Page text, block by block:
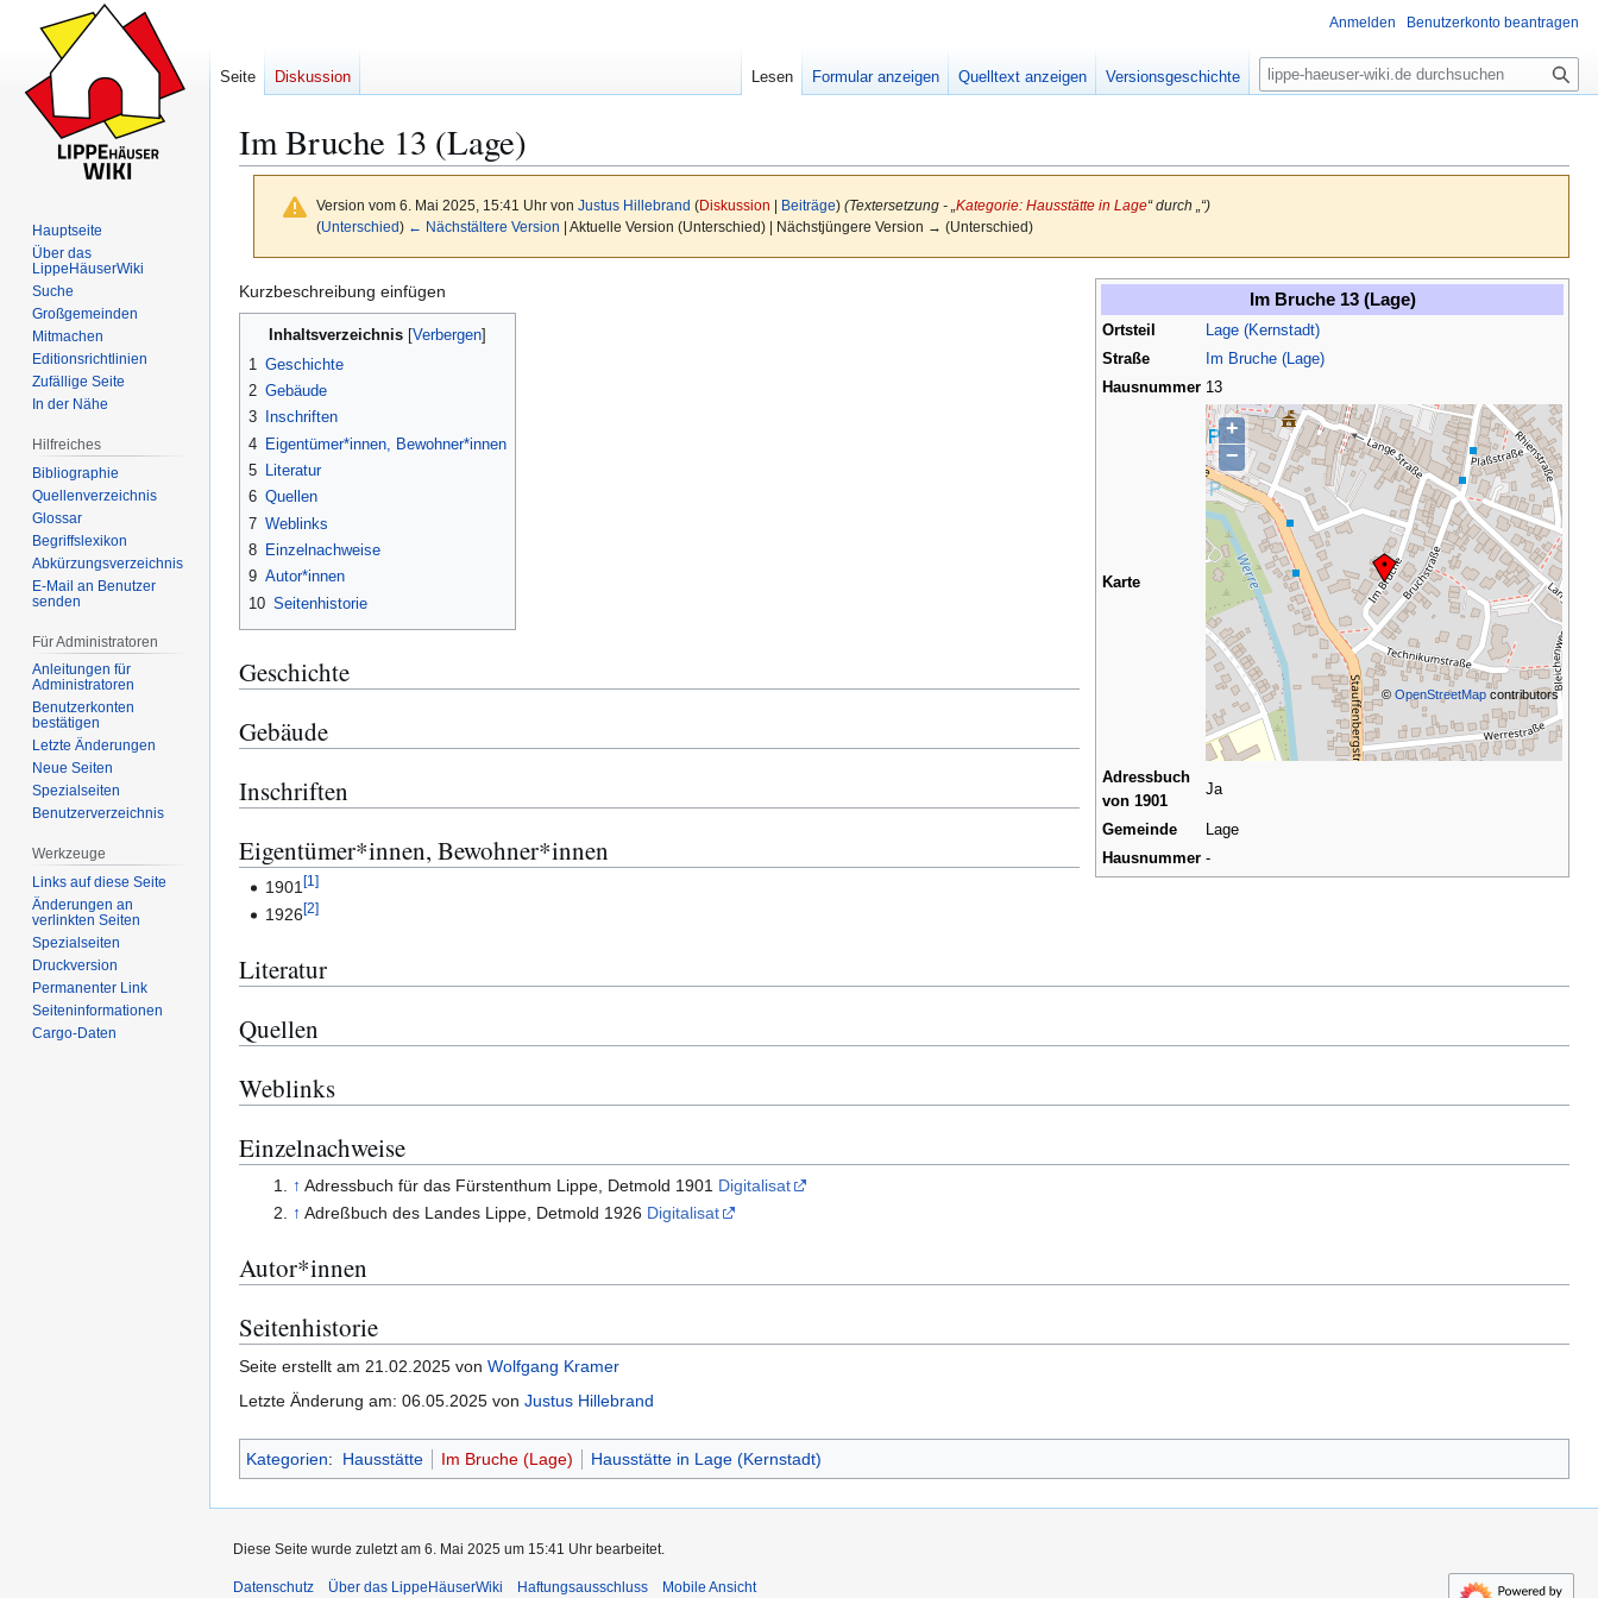
Im Bruche 13 (Lage)
Version vom 6. Mai 2025, 15:41 Uhr von Justus Hillebrand (Diskussion Beiträge) (Textersetzung - „ Kategorie: Hausstätte in Lage“ durch „“)
(Unterschied) ← Nächstältere Version | Aktuelle Version (Unterschied) | Nächstjüngere Version → (Unterschied)
Zur
Navigation
springen
Zur
Suche
springen
Im Bruche 13 (Lage)
Ortsteil
Lage (Kernstadt)
Straße
Im Bruche (Lage)
Hausnummer 13
Karte
+
−
© OpenStreetMap contributors
Adressbuch
von 1901
Ja
Gemeinde
Lage
Hausnummer -
Kurzbeschreibung einfügen
Inhaltsverzeichnis
1 Geschichte
2 Gebäude
3
Inschriften
4 Eigentümer*innen, Bewohner*innen
5
Literatur
6 Quellen
7 Weblinks
8 Einzelnachweise
9 Autor*innen
10 Seitenhistorie
Geschichte
Gebäude
Inschriften
Eigentümer*innen, Bewohner*innen
1901[1]
1926[2]
Literatur
Quellen
Weblinks
Einzelnachweise
↑ Adressbuch für das Fürstenthum Lippe, Detmold 1901 Digitalisat
↑ Adreßbuch des Landes Lippe, Detmold 1926 Digitalisat
Autor*innen
Seitenhistorie
Seite erstellt am 21.02.2025 von Wolfgang Kramer
Letzte Änderung am: 06.05.2025 von Justus Hillebrand
Kategorien: Hausstätte Im Bruche (Lage) Hausstätte in Lage (Kernstadt)
Anmelden Benutzerkonto beantragen
Seite Diskussion Lesen Formular anzeigen Quelltext anzeigen Versionsgeschichte
S
u
e
Hauptseite
Über das
LippeHäuserWiki
Suche
Großgemeinden
Mitmachen
Editionsrichtlinien
Zufällige Seite
In der Nähe
Hilfreiches
Bibliographie
Quellenverzeichnis
Glossar
Begriffslexikon
Abkürzungsverzeichnis
E-Mail an Benutzer
senden
Für Administratoren
Anleitungen für
Administratoren
Benutzerkonten
bestätigen
Letzte Änderungen
Neue Seiten
Spezialseiten
Benutzerverzeichnis
Werkzeuge
Links auf diese Seite
Änderungen an
verlinkten Seiten
Spezialseiten
Druckversion
Permanenter Link
Seiten­­informationen
Cargo-Daten
Diese Seite wurde zuletzt am 6. Mai 2025 um 15:41 Uhr bearbeitet.
Datenschutz Über das LippeHäuserWiki Haftungsausschluss Mobile Ansicht